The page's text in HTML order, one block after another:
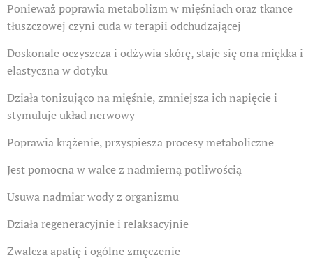
Ponieważ poprawia metabolizm w mięśniach oraz tkance
tłuszczowej czyni cuda w terapii odchudzającej
Doskonale oczyszcza i odżywia skórę, staje się ona miękka i
elastyczna w dotyku
Działa tonizująco na mięśnie, zmniejsza ich napięcie i
stymuluje układ nerwowy
Poprawia krążenie, przyspiesza procesy metaboliczne
Jest pomocna w walce z nadmierną potliwością
Usuwa nadmiar wody z organizmu
Działa regeneracyjnie i relaksacyjnie
Zwalcza apatię i ogólne zmęczenie